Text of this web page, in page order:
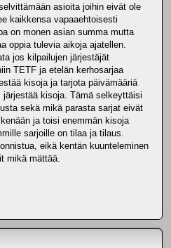
asioita joihin eivät ole
kaikkensa vapaaehtoisesti
on monen asian summa mutta
oppia tulevia aikoja ajatellen.
jos kilpailujen järjestäjät
TETF ja etelän kerhosarjaa
kisoja ja tarjota päivämääriä
kisoja. Tämä selkeyttäisi
sekä mikä parasta sarjat eivät
ja toisi enemmän kisoja
sarjoille on tilaa ja tilaus.
eikä kentän kuunteleminen
mikä mättää.